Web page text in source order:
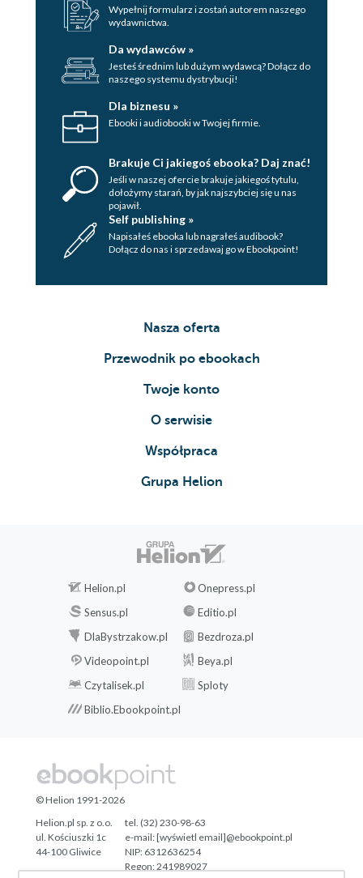
Wypełnij formularz i zostań autorem naszego
wydawnictwa.
Da wydawców »
Jesteś średnim lub dużym wydawcą? Dołącz do
naszego systemu dystrybucji!
Dla biznesu »
Ebooki i audiobooki w Twojej firmie.
Brakuje Ci jakiegoś ebooka? Daj znać!
Jeśli w naszej ofercie brakuje jakiegoś tytulu,
dołożymy starań, by jak najszybciej się u nas
pojawił.
Self publishing »
Napisałeś ebooka lub nagrałeś audibook?
Dołącz do nas i sprzedawaj go w Ebookpoint!
Nasza oferta
Przewodnik po ebookach
Twoje konto
O serwisie
Współpraca
Grupa Helion
Helion.pl
Onepress.pl
Sensus.pl
Editio.pl
DlaBystrzakow.pl
Bezdroza.pl
Videopoint.pl
Beya.pl
Czytalisek.pl
Sploty
Biblio.Ebookpoint.pl
© Helion 1991-2026
Helion.pl sp. z o.o.
ul. Kościuszki 1c
44-100 Gliwice
tel. (32) 230-98-63
e-mail:[wyświetl email]@ebookpoint.pl
NIP: 6312636254
Regon: 241989027